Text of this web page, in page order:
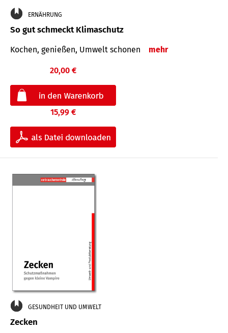
ERNÄHRUNG
So gut schmeckt Klimaschutz
Kochen, genießen, Umwelt schonen mehr
20,00 €
15,99 €
GESUNDHEIT UND UMWELT
Zecken